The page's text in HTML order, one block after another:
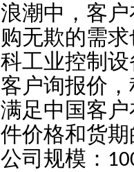
浪潮中，客
购无欺的需
科工业控制
客户询报价
满足中国客
件价格和货
公司规模：